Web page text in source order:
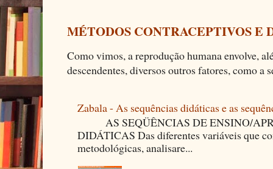
MÉTODOS CONTRACEPTIVOS E
Como vimos, a reprodução humana envolve,
descendentes, diversos outros fatores, como a
Zabala - As sequências didáticas e as
AS SEQÜÊNCIAS DE ENSINO/
DIDÁTICAS Das diferentes variáveis que
metodológicas, analisare...